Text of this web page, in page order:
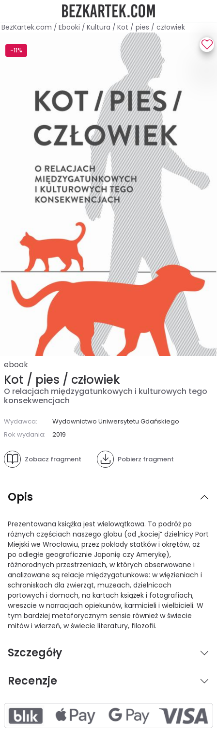
BezKartek.com / Ebooki / Kultura / Kot / pies / człowiek
-11%
ebook
Kot / pies / człowiek
O relacjach międzygatunkowych i kulturowych tego
konsekwencjach
Wydawca:
Wydawnictwo Uniwersytetu Gdańskiego
Rok wydania:
2019
Zobacz fragment Pobierz fragment
Opis
Prezentowana książka jest wielowątkowa. To podróż po
różnych częściach naszego globu (od „kociej” dzielnicy Port
Miejski we Wrocławiu, przez pokłady statków i okrętów, aż
po odległe geograficznie Japonię czy Amerykę),
różnorodnych przestrzeniach, w których obserwowane i
analizowane są relacje międzygatunkowe: w więzieniach i
schroniskach dla zwierząt, muzeach, dzielnicach
portowych i domach, na kartach książek i fotografiach,
wreszcie w narracjach opiekunów, karmicieli i wielbicieli. W
tym bardziej metaforycznym sensie również w świecie
mitów i wierzeń, w świecie literatury, filozofii.
Szczegóły
Recenzje